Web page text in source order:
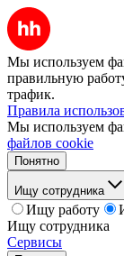
Мы используем
правильную
трафик.
Правила
Мы используем
файлов cookie
Понятно
Ищу сотрудника
Ищу работу
Ищу сотрудника
Сервисы